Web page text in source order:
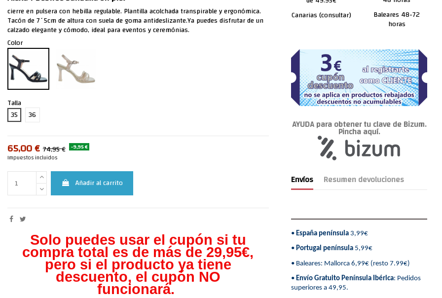
cierre en pulsera con hebilla regulable. Plantilla acolchada transpirable y ergonómica.
Tacón de 7´5cm de altura con suela de goma antideslizante.Ya puedes disfrutar de un
calzado elegante y cómodo, ideal para eventos y ceremónias.
Color
Talla
35
36
65,00 € 74,95 € -9,95 €
Impuestos incluidos
Añadir al carrito
Solo puedes usar el cupón si tu
compra total es de más de 29,95€,
pero si el producto ya tiene
descuento, el cupón NO
funcionará.
Canarias (consultar)
Baleares 48-72
horas
AYUDA para obtener tu clave de Bizum.
Pincha aquí.
Envíos Resumen devoluciones
• España península3,99€
• Portugal península5,99€
• Baleares: Mallorca 6,99€ (resto 7.99€)
• Envío Gratuito Península Ibérica: Pedidos
superiores a 49,95.